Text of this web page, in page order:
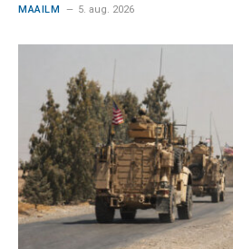
MAAILM 5. aug. 2026